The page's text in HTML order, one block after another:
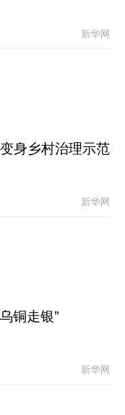
新华网
变身乡村治理示范
新华网
铜走银”
新华网